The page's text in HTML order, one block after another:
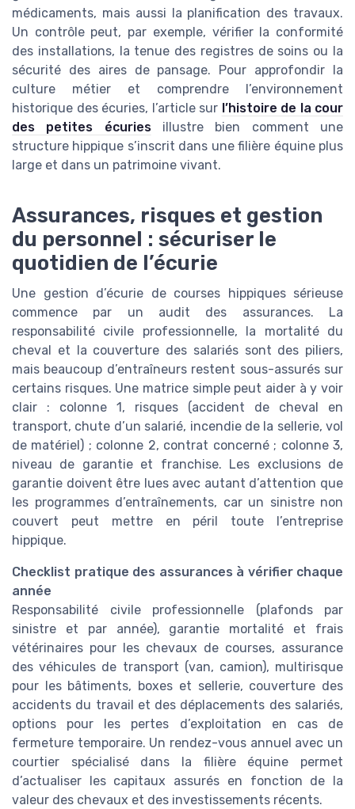
médicaments, mais aussi la planification des travaux.
Un contrôle peut, par exemple, vérifier la conformité
des installations, la tenue des registres de soins ou la
sécurité des aires de pansage. Pour approfondir la
culture métier et comprendre l’environnement
historique des écuries, l’article sur l’histoire de la cour
des petites écuriesillustre bien comment une
structure hippique s’inscrit dans une filière équine plus
large et dans un patrimoine vivant.
Assurances, risques et gestion
du personnel : sécuriser le
quotidien de l’écurie
Une gestion d’écurie de courses hippiques sérieuse
commence par un audit des assurances. La
responsabilité civile professionnelle, la mortalité du
cheval et la couverture des salariés sont des piliers,
mais beaucoup d’entraîneurs restent sous-assurés sur
certains risques. Une matrice simple peut aider à y voir
clair : colonne 1, risques (accident de cheval en
transport, chute d’un salarié, incendie de la sellerie, vol
de matériel) ; colonne 2, contrat concerné ; colonne 3,
niveau de garantie et franchise. Les exclusions de
garantie doivent être lues avec autant d’attention que
les programmes d’entraînements, car un sinistre non
couvert peut mettre en péril toute l’entreprise
hippique.
Checklist pratique des assurances à vérifier chaque
année
Responsabilité civile professionnelle (plafonds par
sinistre et par année), garantie mortalité et frais
vétérinaires pour les chevaux de courses, assurance
des véhicules de transport (van, camion), multirisque
pour les bâtiments, boxes et sellerie, couverture des
accidents du travail et des déplacements des salariés,
options pour les pertes d’exploitation en cas de
fermeture temporaire. Un rendez-vous annuel avec un
courtier spécialisé dans la filière équine permet
d’actualiser les capitaux assurés en fonction de la
valeur des chevaux et des investissements récents.